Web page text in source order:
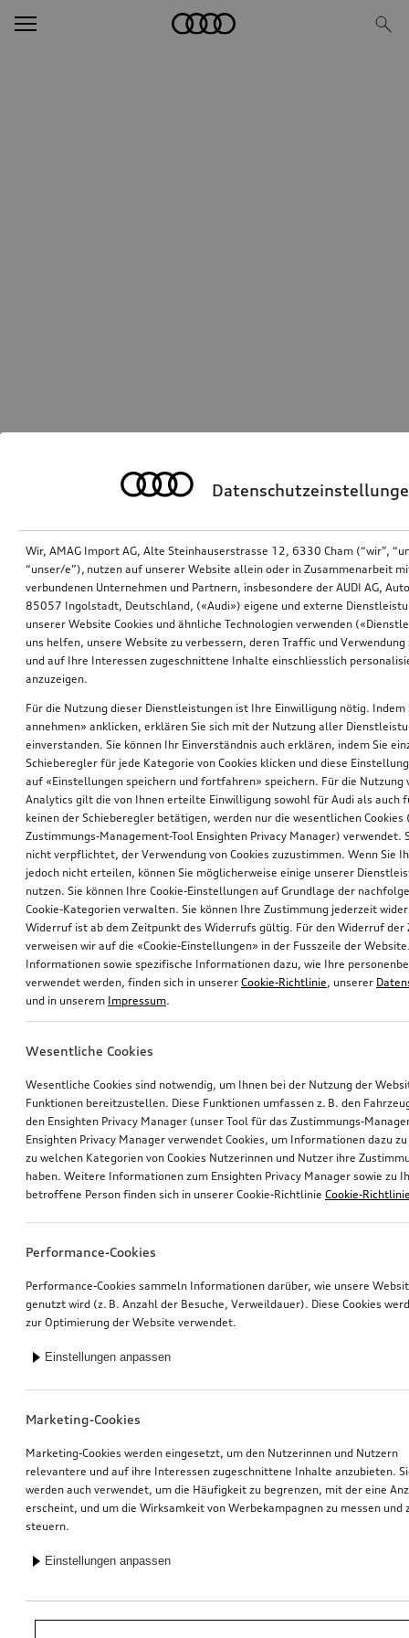
*Unverbindliche Preisempfehlung der Importeurin AMAG Import AG. Inkl.
gesetzlicher MwSt. Preise beim Audi Partner können abweichen; weitere
Wir, AMAG Import AG, Alte Steinhauserstrasse 12, 6330 Cham (“wir”,
“unser/e”), nutzen auf unserer Website allein oder in Zusammenarbeit
verbundenen Unternehmen und Partnern, insbesondere der AUDI AG,
85057 Ingolstadt, Deutschland, («Audi») eigene und externe
unserer Website Cookies und ähnliche Technologien verwenden
uns helfen, unsere Website zu verbessern, deren Traffic und Verwendung
und auf Ihre Interessen zugeschnittene Inhalte einschliesslich
anzuzeigen.
Für die Nutzung dieser Dienstleistungen ist Ihre Einwilligung nötig. Indem
annehmen» anklicken, erklären Sie sich mit der Nutzung aller
einverstanden. Sie können Ihr Einverständnis auch erklären, indem Sie
Schieberegler für jede Kategorie von Cookies klicken und diese
auf «Einstellungen speichern und fortfahren» speichern. Für die Nutzung
Analytics gilt die von Ihnen erteilte Einwilligung sowohl für Audi als auch
keinen der Schieberegler betätigen, werden nur die wesentlichen Cookies
Zustimmungs-Management-Tool Ensighten Privacy Manager) verwendet.
nicht verpflichtet, der Verwendung von Cookies zuzustimmen. Wenn Sie
jedoch nicht erteilen, können Sie möglicherweise einige unserer
nutzen. Sie können Ihre Cookie-Einstellungen auf Grundlage der
Cookie-Kategorien verwalten. Sie können Ihre Zustimmung jederzeit
Widerruf ist ab dem Zeitpunkt des Widerrufs gültig. Für den Widerruf der
verweisen wir auf die «Cookie-Einstellungen» in der Fusszeile der
Informationen sowie spezifische Informationen dazu, wie Ihre
verwendet werden, finden sich in unserer Cookie-Richtlinie, unserer
und in unserem Impressum.
Wesentliche Cookies
Wesentliche Cookies sind notwendig, um Ihnen bei der Nutzung der
Funktionen bereitzustellen. Diese Funktionen umfassen z. B. den
den Ensighten Privacy Manager (unser Tool für das Zustimmungs-
Ensighten Privacy Manager verwendet Cookies, um Informationen dazu
zu welchen Kategorien von Cookies Nutzerinnen und Nutzer ihre
haben. Weitere Informationen zum Ensighten Privacy Manager sowie zu
betroffene Person finden sich in unserer Cookie-Richtlinie Cookie-
Performance-Cookies
Performance-Cookies sammeln Informationen darüber, wie unsere
genutzt wird (z. B. Anzahl der Besuche, Verweildauer). Diese Cookies
zur Optimierung der Website verwendet.
Einstellungen anpassen
Marketing-Cookies
Marketing-Cookies werden eingesetzt, um den Nutzerinnen und Nutzern
relevantere und auf ihre Interessen zugeschnittene Inhalte anzubieten.
werden auch verwendet, um die Häufigkeit zu begrenzen, mit der eine
erscheint, und um die Wirksamkeit von Werbekampagnen zu messen und
steuern.
Einstellungen anpassen